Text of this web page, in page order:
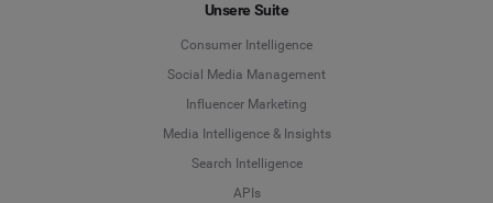
Unsere Suite
Consumer Intelligence
Social Media Management
Influencer Marketing
Media Intelligence & Insights
Search Intelligence
APIs